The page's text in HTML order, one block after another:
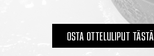
OSTA OTTELULIPUT TÄSTÄ